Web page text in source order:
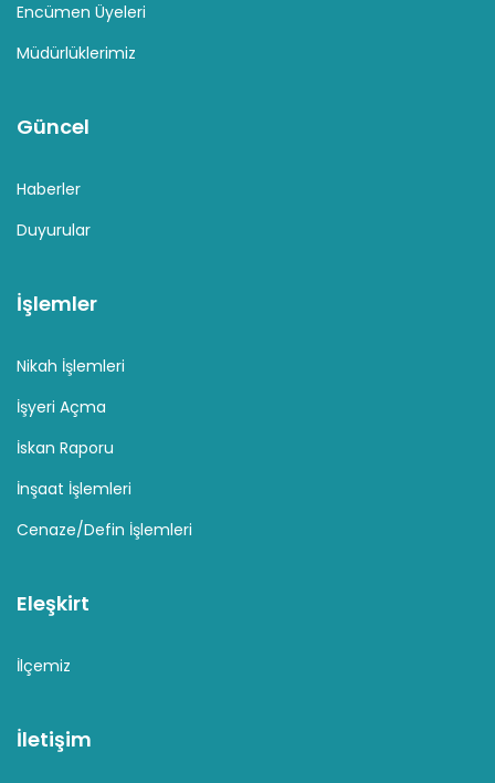
Encümen Üyeleri
Müdürlüklerimiz
Güncel
Haberler
Duyurular
İşlemler
Nikah İşlemleri
İşyeri Açma
İskan Raporu
İnşaat İşlemleri
Cenaze/Defin İşlemleri
Eleşkirt
İlçemiz
İletişim